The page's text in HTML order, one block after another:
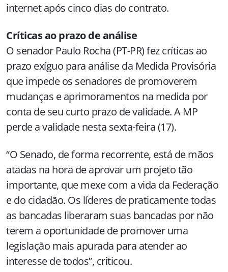
internet após cinco dias do contrato.
Críticas ao prazo de análise
O senador Paulo Rocha (PT-PR) fez críticas ao
prazo exíguo para análise da Medida Provisória
que impede os senadores de promoverem
mudanças e aprimoramentos na medida por
conta de seu curto prazo de validade. A MP
perde a validade nesta sexta-feira (17).
“O Senado, de forma recorrente, está de mãos
atadas na hora de aprovar um projeto tão
importante, que mexe com a vida da Federação
e do cidadão. Os líderes de praticamente todas
as bancadas liberaram suas bancadas por não
terem a oportunidade de promover uma
legislação mais apurada para atender ao
interesse de todos”, criticou.